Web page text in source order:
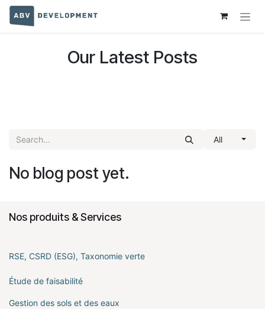
Skip to Content
Our Latest Posts
All
No blog post yet.
Nos produits & Services
RSE, CSRD (ESG), Taxonomie verte
Étude de faisabilité
Gestion des sols et des eaux